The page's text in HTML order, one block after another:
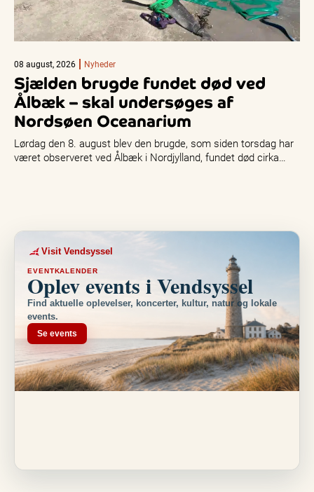
08 august, 2026 Nyheder
Sjælden brugde fundet død ved
Ålbæk – skal undersøges af
Nordsøen Oceanarium
Lørdag den 8. august blev den brugde, som siden torsdag har
været observeret ved Ålbæk i Nordjylland, fundet død cirka…
Visit Vendsyssel
EVENTKALENDER
Oplev events i Vendsyssel
Find aktuelle oplevelser, koncerter, kultur, natur og lokale
events.
Se events